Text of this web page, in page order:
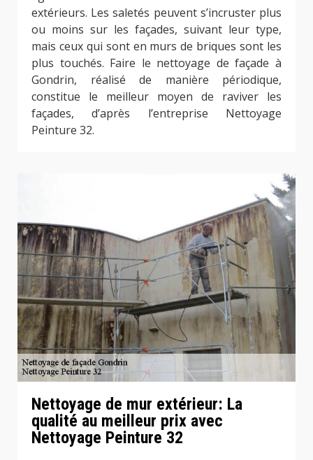
extérieurs. Les saletés peuvent s’incruster plus
ou moins sur les façades, suivant leur type,
mais ceux qui sont en murs de briques sont les
plus touchés. Faire le nettoyage de façade à
Gondrin, réalisé de manière périodique,
constitue le meilleur moyen de raviver les
façades, d’après l’entreprise Nettoyage
Peinture 32.
Nettoyage de mur extérieur: La
qualité au meilleur prix avec
Nettoyage Peinture 32